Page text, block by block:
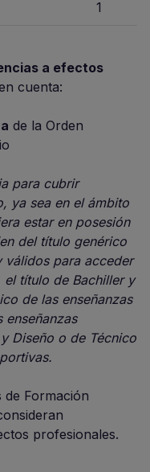
1
a efectos
cuenta:
de la Orden
para cubrir
ya sea en el ámbito
estar en posesión
del título genérico
válidos para acceder
título de Bachiller y
de las enseñanzas
enseñanzas
Diseño o de Técnico
de Formación
profesionales.